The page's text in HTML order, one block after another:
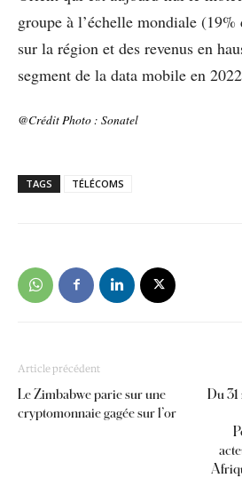
groupe à l’échelle mondiale (19%
sur la région et des revenus en
segment de la data mobile en
@Crédit Photo : Sonatel
TAGS TÉLÉCOMS
Article précédent
Le Zimbabwe parie sur une
cryptomonnaie gagée sur l’or
Du